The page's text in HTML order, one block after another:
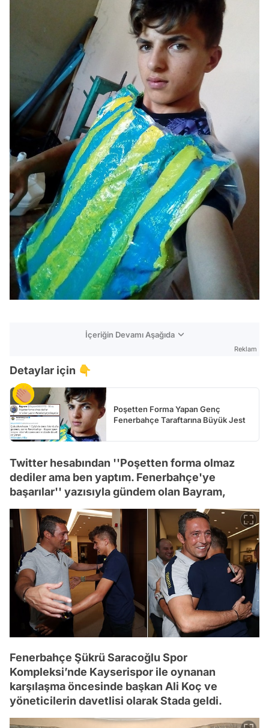
İçeriğin Devamı Aşağıda
Reklam
Detaylar için 👇
Poşetten Forma Yapan Genç
Fenerbahçe Taraftarına Büyük Jest
Twitter hesabından ''Poşetten forma olmaz
dediler ama ben yaptım. Fenerbahçe'ye
başarılar'' yazısıyla gündem olan Bayram,
Fenerbahçe Şükrü Saracoğlu Spor
Kompleksi’nde Kayserispor ile oynanan
karşılaşma öncesinde başkan Ali Koç ve
yöneticilerin davetlisi olarak Stada geldi.